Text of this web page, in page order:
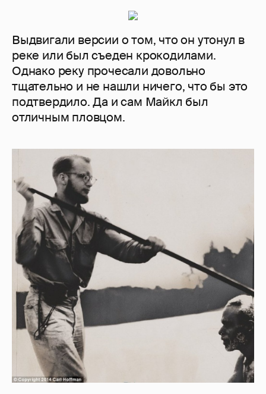
Выдвигали версии о том, что он утонул в
реке или был съеден крокодилами.
Однако реку прочесали довольно
тщательно и не нашли ничего, что бы это
подтвердило. Да и сам Майкл был
отличным пловцом.